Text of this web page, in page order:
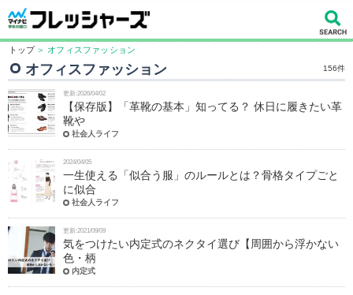
トップ ＞ オフィスファッション
オフィスファッション 156件
更新:2026/04/02
【保存版】「革靴の基本」知ってる？ 休日に履きたい革
靴や
社会人ライフ
2024/04/05
一生使える「似合う服」のルールとは？骨格タイプごと
に似合
社会人ライフ
更新:2021/09/09
気をつけたい内定式のネクタイ選び【周囲から浮かない
色・柄
内定式